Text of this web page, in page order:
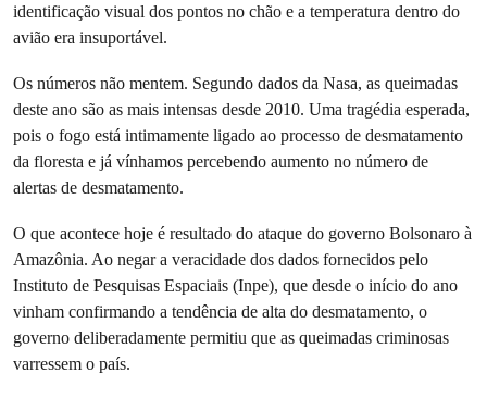
identificação visual dos pontos no chão e a temperatura dentro do
avião era insuportável.
Os números não mentem. Segundo dados da Nasa, as queimadas
deste ano são as mais intensas desde 2010. Uma tragédia esperada,
pois o fogo está intimamente ligado ao processo de desmatamento
da floresta e já vínhamos percebendo aumento no número de
alertas de desmatamento.
O que acontece hoje é resultado do ataque do governo Bolsonaro à
Amazônia. Ao negar a veracidade dos dados fornecidos pelo
Instituto de Pesquisas Espaciais (Inpe), que desde o início do ano
vinham confirmando a tendência de alta do desmatamento, o
governo deliberadamente permitiu que as queimadas criminosas
varressem o país.